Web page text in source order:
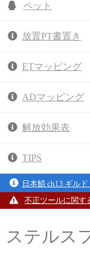
ペット
放置PT書置き
ETマッピング
ADマッピング
解放効果表
TIPS
日本鯖 ch13 ギル
不正ツールに関す
ステルス